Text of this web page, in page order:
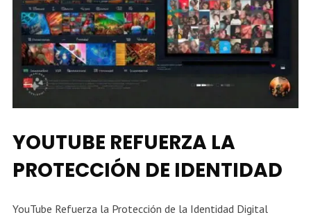
YOUTUBE REFUERZA LA
PROTECCIÓN DE IDENTIDAD
YouTube Refuerza la Protección de la Identidad Digital